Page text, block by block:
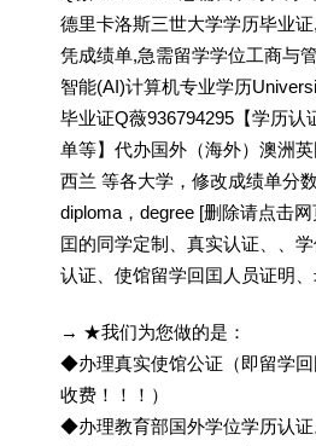
德里卡洛斯三世大学学历毕业
凭成绩单,急需留学学位工商与
智能(AI)计算机专业学历
毕业证Q薇936794295【学历认
单等】代办国外（海外）澳洲
西兰 等各大学，修改成绩单分
diploma，degree [删除请点击
囯的同学定制、真实认证、、
认证、使馆留学回囯人员证明
→ ★我们为您做的是：
◆办理真实使馆公证（即留学
收费！！！）
◆办理教育部国外学位学历认证